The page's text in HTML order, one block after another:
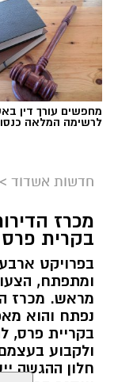
אילוסטרציה
לחייו נעצר
בדקירת שני
על פי
במוקד
מחפשים עורך דין
לרשימה המלאה
חדשות אשדוד >
מכרז
בקרית פרס נפתח ל
בפרויקט
ומתפתח,
מראש. מכרז
נפתח והוא
בקריית פרס,
ולקבוע